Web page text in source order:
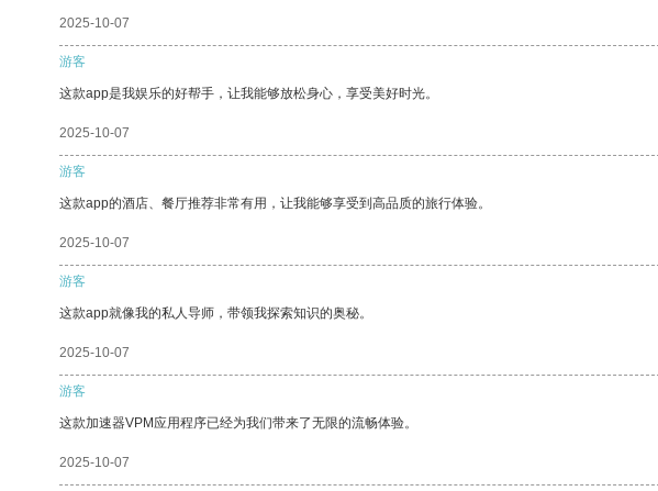
2025-10-07
游客
这款app是我娱乐的好帮手，让我能够放松身心，享受美好时光。
2025-10-07
游客
这款app的酒店、餐厅推荐非常有用，让我能够享受到高品质的旅行体验。
2025-10-07
游客
这款app就像我的私人导师，带领我探索知识的奥秘。
2025-10-07
游客
这款加速器VPM应用程序已经为我们带来了无限的流畅体验。
2025-10-07